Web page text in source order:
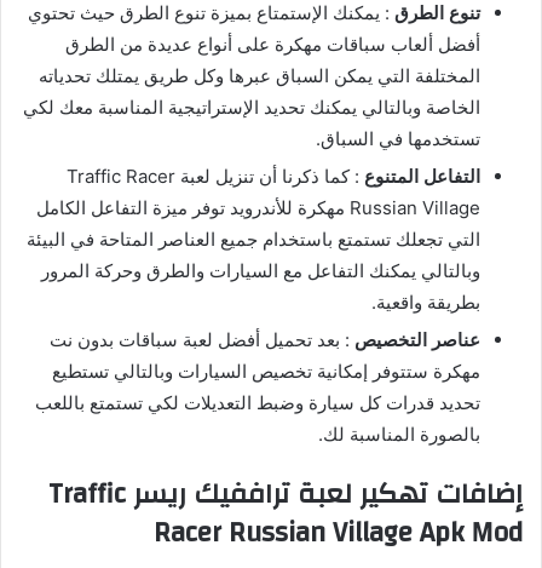
تنوع الطرق : يمكنك الإستمتاع بميزة تنوع الطرق حيث تحتوي
أفضل ألعاب سباقات مهكرة على أنواع عديدة من الطرق
المختلفة التي يمكن السباق عبرها وكل طريق يمتلك تحدياته
الخاصة وبالتالي يمكنك تحديد الإستراتيجية المناسبة معك لكي
تستخدمها في السباق.
التفاعل المتنوع
: كما ذكرنا أن تنزيل لعبة Traffic Racer
Russian Village مهكرة للأندرويد توفر ميزة التفاعل الكامل
التي تجعلك تستمتع باستخدام جميع العناصر المتاحة في البيئة
وبالتالي يمكنك التفاعل مع السيارات والطرق وحركة المرور
بطريقة واقعية.
عناصر التخصيص : بعد تحميل أفضل لعبة سباقات بدون نت
مهكرة ستتوفر إمكانية تخصيص السيارات وبالتالي تستطيع
تحديد قدرات كل سيارة وضبط التعديلات لكي تستمتع باللعب
بالصورة المناسبة لك.
إضافات تهكير لعبة تراففيك ريسر Traffic
Racer Russian Village Apk Mod